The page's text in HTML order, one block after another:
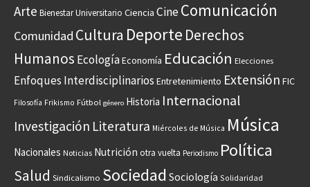
Arte Bienestar Universitario Ciencia CineComunicación
Comunidad Cultura Deporte Derechos
Humanos EcologíaEconomía Educación Elecciones
Enfoques Interdisciplinarios Entretenimiento Extensión FIC
Filosofía Frikismo Fútbol género Historia Internacional
Investigación Literatura Miércoles de Música Música
Nacionales Noticias Nutrición otra vuelta Periodismo Política
Salud Sindicalismo Sociedad Sociología Solidaridad